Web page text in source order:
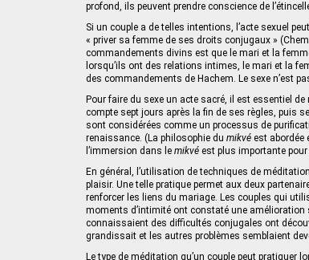
profond, ils peuvent prendre conscience de
Si un couple a de telles intentions, l’acte sexuel
« priver sa femme de ses droits conjugaux »
commandements divins est que le mari et la
lorsqu’ils ont des relations intimes, le mari et la
des commandements de Hachem. Le sexe n’est
Pour faire du sexe un acte sacré, il est essentiel
compte sept jours après la fin de ses règles, puis
sont considérées comme un processus de
renaissance. (La philosophie du mikvé est abordée
l’immersion dans le mikvé est plus importante
En général, l’utilisation de techniques de
plaisir. Une telle pratique permet aux deux
renforcer les liens du mariage. Les couples qui
moments d’intimité ont constaté une amélioration
connaissaient des difficultés conjugales ont
grandissait et les autres problèmes semblaient
Le type de méditation qu’un couple peut pratiquer